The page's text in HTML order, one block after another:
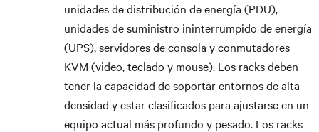
unidades de distribución de energía (PDU),
unidades de suministro ininterrumpido de energía
(UPS), servidores de consola y conmutadores
KVM (video, teclado y mouse). Los racks deben
tener la capacidad de soportar entornos de alta
densidad y estar clasificados para ajustarse en un
equipo actual más profundo y pesado. Los racks